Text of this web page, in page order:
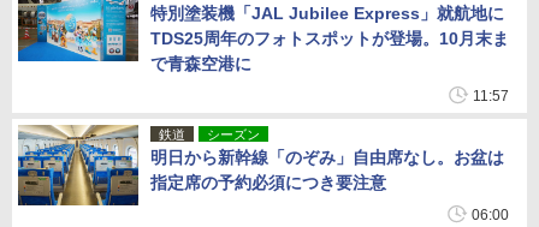
特別塗装機「JAL Jubilee Express」就航地に
TDS25周年のフォトスポットが登場。10月末ま
で青森空港に
11:57
鉄道 シーズン
明日から新幹線「のぞみ」自由席なし。お盆は
指定席の予約必須につき要注意
06:00